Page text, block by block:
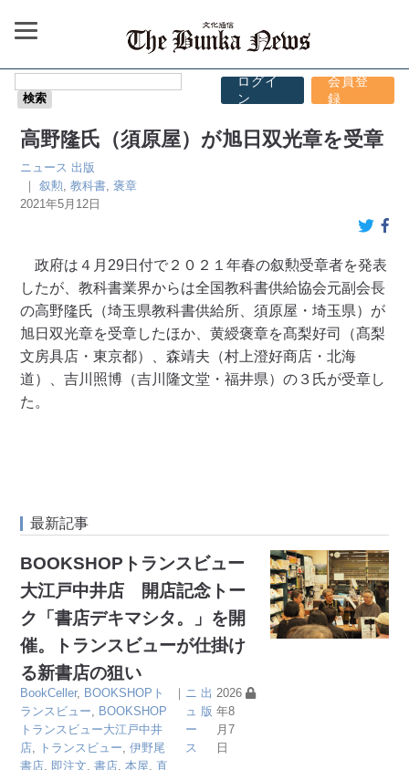
ログイ
ン
会員登
録
高野隆氏（須原屋）が旭日双光章を受章
ニュース 出版
｜叙勲 ,教科書 ,褒章
2021年5月12日
政府は４月29日付で２０２１年春の叙勲受章者を発表
したが、教科書業界からは全国教科書供給協会元副会長
の高野隆氏（埼玉県教科書供給所、須原屋・埼玉県）が
旭日双光章を受章したほか、黄綬褒章を髙梨好司（髙梨
文房具店・東京都）、森靖夫（村上澄好商店・北海
道）、吉川照博（吉川隆文堂・福井県）の３氏が受章し
た。
最新記事
BOOKSHOPトランスビュー
大江戸中井店 開店記念トー
ク「書店デキマシタ。」を開
催。トランスビューが仕掛け
る新書店の狙い
BookCeller, BOOKSHOPト
ランスビュー
BOOKSHOP
トランスビュー大江戸中井
店
トランスビュー ,伊野尾
書店 即注文 ,書店 ,本屋
直
｜ ニ
ュ
ー
ス
出
版
2026
年8
月7
日